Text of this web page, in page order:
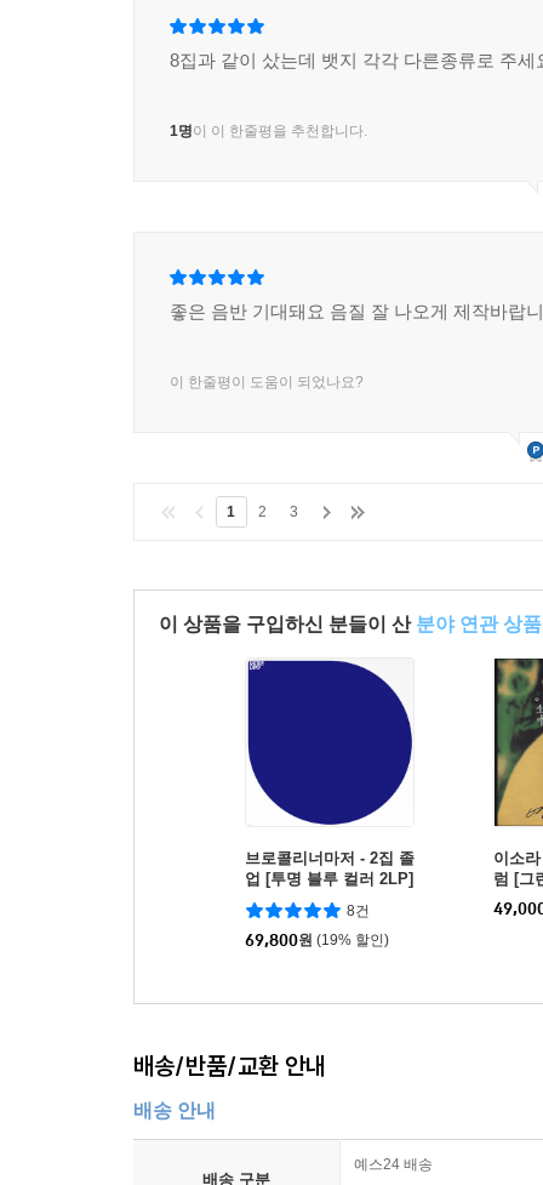
8집과 같이 샀는데 뱃지 각각 다른종류로 주세
1명이 이 한줄평을 추천합니다.
좋은 음반 기대돼요 음질 잘 나오게 제작바랍
이 한줄평이 도움이 되었나요?
1 2 3
이 상품을 구입하신 분들이 산 분야 연관 상품
브로콜리너마저 - 2집 졸
업 [투명 블루 컬러 2LP]
8건
69,800원 (19% 할인)
이소
럼 [그
배송/반품/교환 안내
배송 안내
배송 구분
예스24 배송